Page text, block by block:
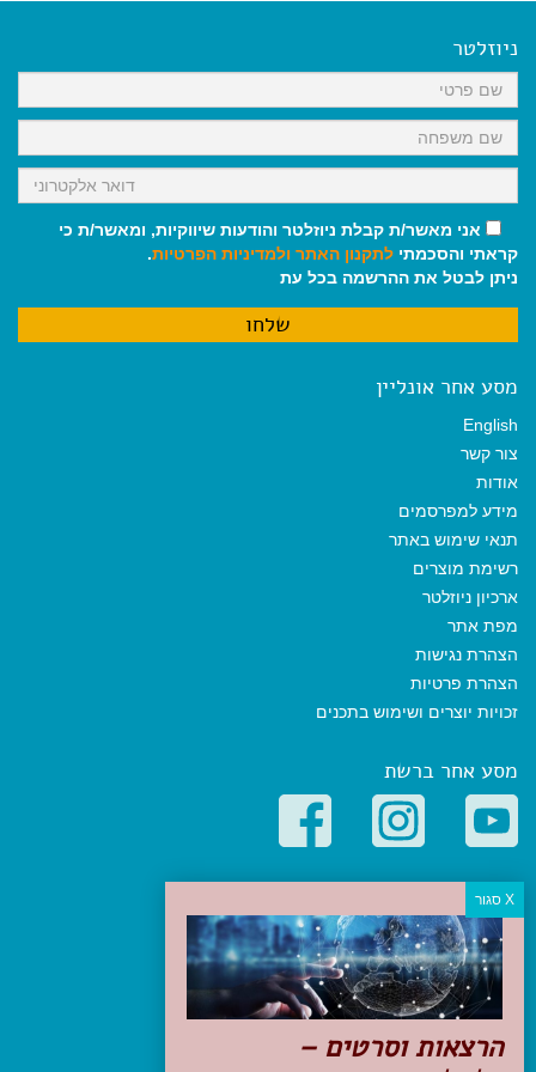
k
p
m
ניוזלטר
אני מאשר/ת קבלת ניוזלטר והודעות שיווקיות, ומאשר/ת כי
קראתי והסכמתי לתקנון האתר ולמדיניות הפרטיות.
ניתן לבטל את ההרשמה בכל עת
מסע אחר אונליין
English
צור קשר
אודות
מידע למפרסמים
תנאי שימוש באתר
רשימת מוצרים
ארכיון ניוזלטר
מפת אתר
הצהרת נגישות
הצהרת פרטיות
זכויות יוצרים ושימוש בתכנים
מסע אחר ברשת
קטגוריות פופולריות
יעדים
טיולים בישראל
מלונות בוטיק בישראל
טיפים והמלצות
הכנות לנסיעה
הרצאות וסרטים –